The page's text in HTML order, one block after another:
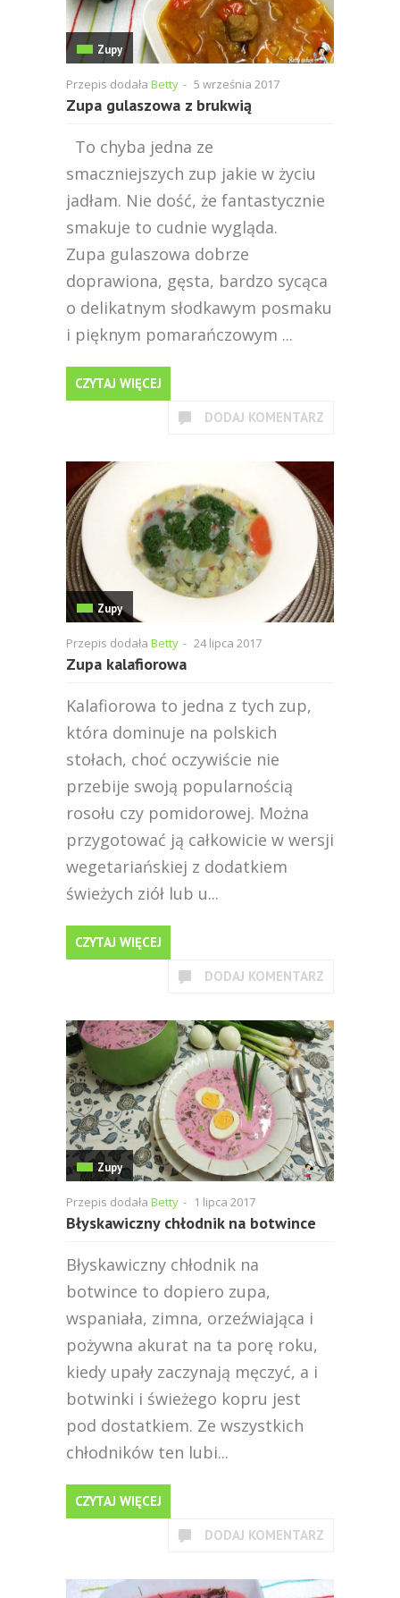
Zupy
Przepis dodała Betty - 5 września 2017
Zupa gulaszowa z brukwią
To chyba jedna ze
smaczniejszych zup jakie w życiu
jadłam. Nie dość, że fantastycznie
smakuje to cudnie wygląda.
Zupa gulaszowa dobrze
doprawiona, gęsta, bardzo sycąca
o delikatnym słodkawym posmaku
i pięknym pomarańczowym ...
CZYTAJ WIĘCEJ
DODAJ KOMENTARZ
Zupy
Przepis dodała Betty - 24 lipca 2017
Zupa kalafiorowa
Kalafiorowa to jedna z tych zup,
która dominuje na polskich
stołach, choć oczywiście nie
przebije swoją popularnością
rosołu czy pomidorowej. Można
przygotować ją całkowicie w wersji
wegetariańskiej z dodatkiem
świeżych ziół lub u...
CZYTAJ WIĘCEJ
DODAJ KOMENTARZ
Zupy
Przepis dodała Betty - 1 lipca 2017
Błyskawiczny chłodnik na botwince
Błyskawiczny chłodnik na
botwince to dopiero zupa,
wspaniała, zimna, orzeźwiająca i
pożywna akurat na ta porę roku,
kiedy upały zaczynają męczyć, a i
botwinki i świeżego kopru jest
pod dostatkiem. Ze wszystkich
chłodników ten lubi...
CZYTAJ WIĘCEJ
DODAJ KOMENTARZ